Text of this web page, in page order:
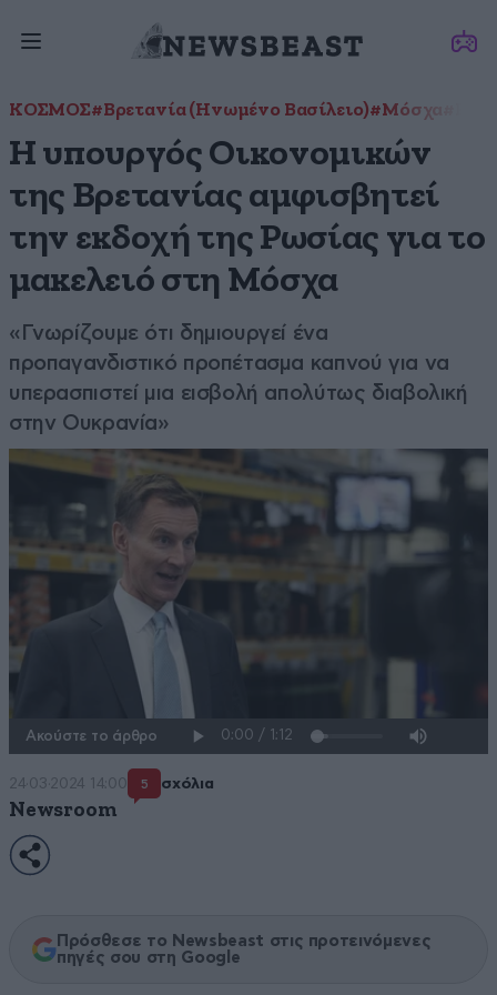
ΚΟΣΜΟΣ#Βρετανία (Ηνωμένο Βασίλειο)#Μόσχα
Η υπουργός Οικονομικών
της Βρετανίας αμφισβητεί
την εκδοχή της Ρωσίας για το
μακελειό στη Μόσχα
«Γνωρίζουμε ότι δημιουργεί ένα
προπαγανδιστικό προπέτασμα καπνού για να
υπερασπιστεί μια εισβολή απολύτως διαβολική
στην Ουκρανία»
Ακούστε το άρθρο
24·03·2024 14:00 5 σχόλια
Newsroom
Πρόσθεσε το Newsbeast στις προτεινόμενες
πηγές σου στη Google